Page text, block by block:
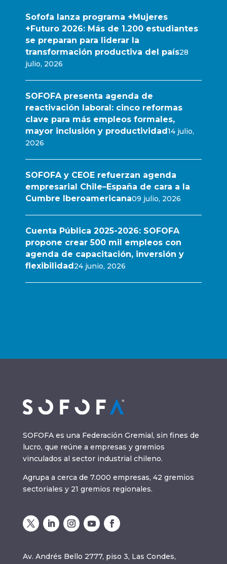
Sofofa lanza programa +Mujeres
+Futuro 2026: Más de 1.200 estudiantes
se preparan para liderar la
transformación productiva del país28
julio, 2026
SOFOFA presenta agenda de
reactivación laboral: cinco reformas
clave para más empleos formales,
mayor inclusión y productividad14 julio,
2026
SOFOFA y CEOE refuerzan agenda
empresarial Chile–España de cara a la
Cumbre Iberoamericana09 julio, 2026
Cuenta Pública 2025-2026: SOFOFA
propone crear 500 mil empleos con
agenda de capacitación, inversión y
flexibilidad24 junio, 2026
SOFOFA es una Federación Gremial, sin fines de
lucro, que reúne a empresas y gremios
vinculados al sector industrial chileno.
Agrupa a cerca de 7.000 empresas, 42 gremios
sectoriales y 21 gremios regionales.
Av. Andrés Bello 2777, piso 3, Las Condes,